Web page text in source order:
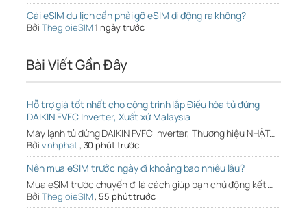
Cài eSIM du lịch cần phải gỡ eSIM di động ra không?
Bởi ThegioieSIM1 ngày trước
Bài Viết Gần Đây
Hỗ trợ giá tốt nhất cho công trình lắp Điều hòa tủ đứng
DAIKIN FVFC Inverter, Xuất xứ Malaysia
Máy lạnh tủ đứng DAIKIN FVFC Inverter, Thương hiệu NHẬT…
Bởi vinhphat, 30 phút trước
Nên mua eSIM trước ngày đi khoảng bao nhiêu lâu?
Mua eSIM trước chuyến đi là cách giúp bạn chủ động kết …
Bởi ThegioieSIM, 55 phút trước